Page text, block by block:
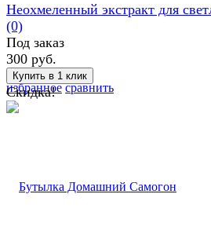
избранное сравнить
Неохмеленный экстракт для
(0)
Под заказ
300 руб.
Скидка!